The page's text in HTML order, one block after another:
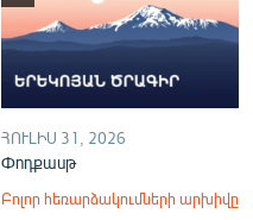
ՀՈՒԼԻՍ 31, 2026
Փոդքասթ
Բոլոր հեռարձակումների արխիվը